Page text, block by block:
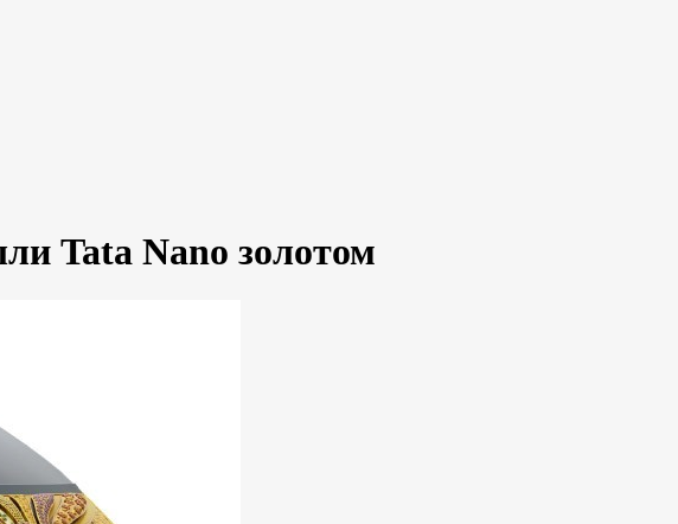
Tata Nano золотом